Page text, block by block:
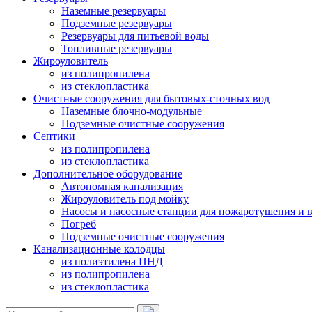
Наземные резервуары
Подземные резервуары
Резервуары для питьевой воды
Топливные резервуары
Жироуловитель
из полипропилена
из стеклопластика
Очистные сооружения для бытовых-сточных вод
Наземные блочно-модульные
Подземные очистные сооружения
Септики
из полипропилена
из стеклопластика
Дополнительное оборудование
Автономная канализация
Жироуловитель под мойку
Насосы и насосные станции для пожаротушения и
Погреб
Подземные очистные сооружения
Канализационные колодцы
из полиэтилена ПНД
из полипропилена
из стеклопластика